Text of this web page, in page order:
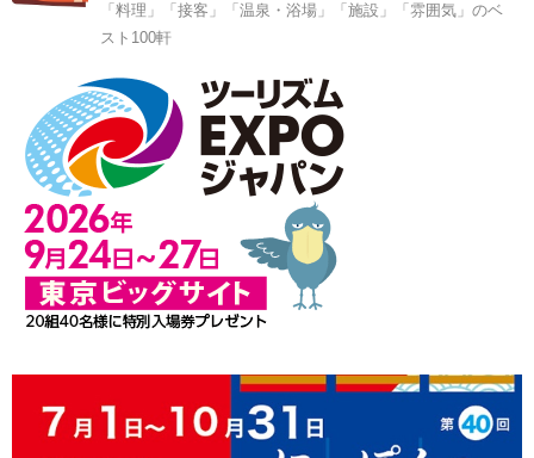
「料理」「接客」「温泉・浴場」「施設」「雰囲気」のベ
スト100軒